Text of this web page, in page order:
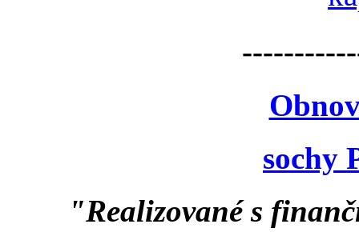
sochy
"Realizované s